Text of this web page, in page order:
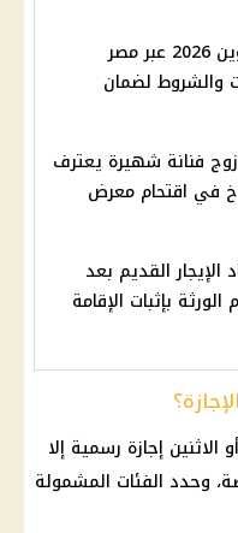
تحديث بطاقة التموين 2026 عبر مصر
والشروط لضمان
فنانة شهيرة يعترف
في اقتحام معرض
القديم بعد
بإثبات الإقامة
الاثنين إجازة رسمية إلا
وحدد الفئات المشمولة